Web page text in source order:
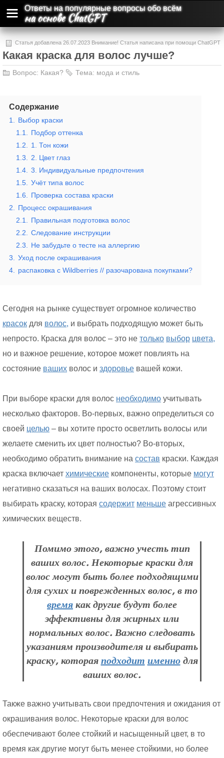
Ответы на популярные вопросы обо всём
на основе ChatGPT
Статья добавлена 26.07.2023 Внимание! Статья написана при помощи ChatGPT
и может содержать ошибки и неточности.
Какая краска для волос лучше?
Вопрос: Какая? Тема: мода и стиль
Содержание
1.
Выбор краски
1.1.
Подбор оттенка
1.2.
1. Тон кожи
1.3.
2. Цвет глаз
1.4.
3. Индивидуальные предпочтения
1.5.
Учёт типа волос
1.6.
Проверка состава краски
2.
Процесс окрашивания
2.1.
Правильная подготовка волос
2.2.
Следование инструкции
2.3.
Не забудьте о тесте на аллергию
3.
Уход после окрашивания
4.
распаковка с Wildberries // разочарована покупками?
Сегодня на рынке существует огромное количество
красок для волос, и выбрать подходящую может быть
непросто. Краска для волос – это не только выбор цвета,
но и важное решение, которое может повлиять на
состояние ваших волос и здоровье вашей кожи.
При выборе краски для волос необходимо учитывать
несколько факторов. Во-первых, важно определиться со
своей целью – вы хотите просто осветлить волосы или
желаете сменить их цвет полностью? Во-вторых,
необходимо обратить внимание на состав краски. Каждая
краска включает химические компоненты, которые могут
негативно сказаться на ваших волосах. Поэтому стоит
выбирать краску, которая содержит меньше агрессивных
химических веществ.
Помимо этого, важно учесть тип
ваших волос. Некоторые краски для
волос могут быть более подходящими
для сухих и поврежденных волос, в то
времякак другие будут более
эффективны для жирных или
нормальных волос. Важно следовать
указаниям производителя и выбирать
краску, котораяподходит именнодля
ваших волос.
Также важно учитывать свои предпочтения и ожидания от
окрашивания волос. Некоторые краски для волос
обеспечивают более стойкий и насыщенный цвет, в то
время как другие могут быть менее стойкими, но более